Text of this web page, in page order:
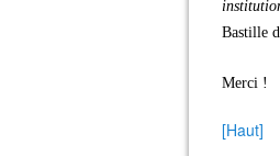
Bastille
Merci !
[Haut]